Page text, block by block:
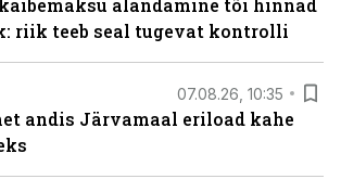
alandamine tõi hinnad
riik teeb seal tugevat kontrolli
07.08.26, 10:35
andis Järvamaal eriload kahe